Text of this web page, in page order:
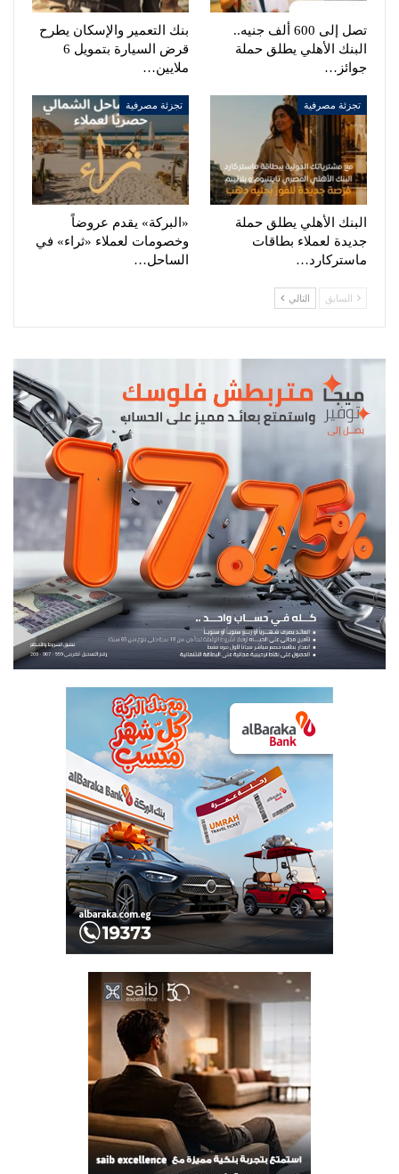
تصل إلى 600 ألف جنيه..
البنك الأهلي يطلق حملة
جوائز…
بنك التعمير والإسكان يطرح
قرض السيارة بتمويل 6
ملايين…
تجزئة مصرفية
البنك الأهلي يطلق حملة
جديدة لعملاء بطاقات
ماستركارد…
تجزئة مصرفية
«البركة» يقدم عروضاً
وخصومات لعملاء «ثراء» في
الساحل…
السابق التالي